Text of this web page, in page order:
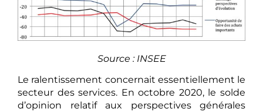
Source : INSEE
Le ralentissement concernait essentiellement le
secteur des services. En octobre 2020, le solde
d’opinion relatif aux perspectives générales